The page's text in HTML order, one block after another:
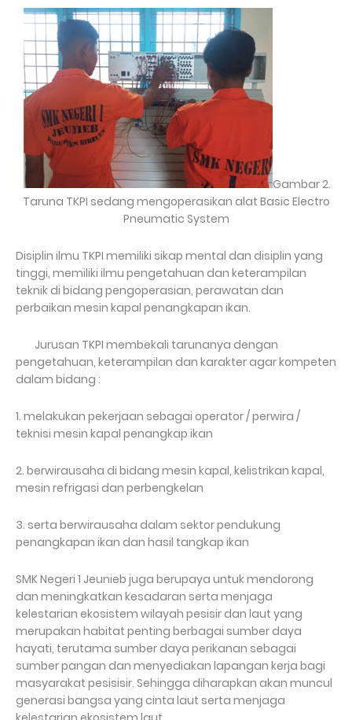
Gambar 2.
Taruna TKPI sedang mengoperasikan alat Basic Electro
Pneumatic System
Disiplin ilmu TKPI memiliki sikap mental dan disiplin yang
tinggi, memiliki ilmu pengetahuan dan keterampilan
teknik di bidang pengoperasian, perawatan dan
perbaikan mesin kapal penangkapan ikan.
Jurusan TKPI membekali tarunanya dengan
pengetahuan, keterampilan dan karakter agar kompeten
dalam bidang :
1. melakukan pekerjaan sebagai operator / perwira /
teknisi mesin kapal penangkap ikan
2. berwirausaha di bidang mesin kapal, kelistrikan kapal,
mesin refrigasi dan perbengkelan
3. serta berwirausaha dalam sektor pendukung
penangkapan ikan dan hasil tangkap ikan
SMK Negeri 1 Jeunieb juga berupaya untuk mendorong
dan meningkatkan kesadaran serta menjaga
kelestarian ekosistem wilayah pesisir dan laut yang
merupakan habitat penting berbagai sumber daya
hayati, terutama sumber daya perikanan sebagai
sumber pangan dan menyediakan lapangan kerja bagi
masyarakat pesisisir. Sehingga diharapkan akan muncul
generasi bangsa yang cinta laut serta menjaga